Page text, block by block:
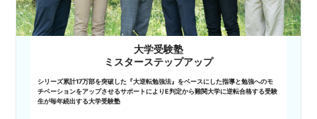
大学受験塾
ミスターステップアップ
シリーズ累計17万部を突破した『大逆転勉強法』をベースにした指導と勉強へのモ
チベーションをアップさせるサポートによりE判定から難関大学に逆転合格する受験
生が毎年続出する大学受験塾